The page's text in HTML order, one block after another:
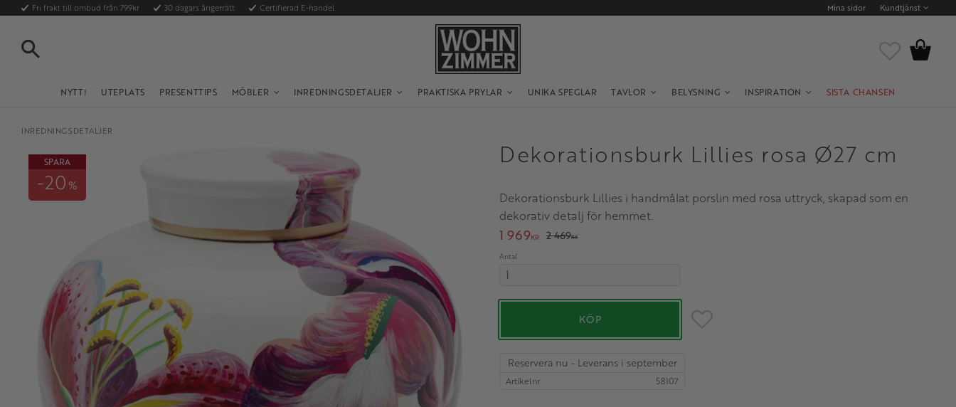
Fri frakt till ombud från 799kr 30 dagars ångerrätt Certifierad E-handel Mina sidor Kundtjänst
NYTT! UTEPLATS PRESENTTIPS MÖBLER INREDNINGSDETALJER PRAKTISKA PRYLAR UNIKA SPEGLAR TAVLOR BELYSNING INSPIRATION SISTA CHANSEN
Favoriter
Kundvagn
INREDNINGSDETALJER
Dekorationsburk Lillies rosa Ø27 cm
Dekorationsburk Lillies i handmålat porslin med rosa uttryck, skapad som en
dekorativ detalj för hemmet.
SPARA
20 %
Nedsatt pris:
1 969KR Ordinarie pris:
2 469KR
Antal
KÖP Lägg till i favoriter
Reservera nu - Leverans i september
Artikelnr 58107